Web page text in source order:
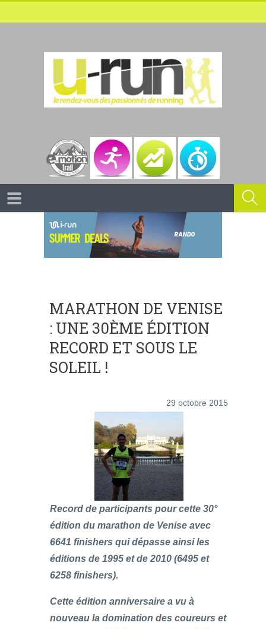
MARATHON DE VENISE
: UNE 30ÈME ÉDITION
RECORD ET SOUS LE
SOLEIL !
29 octobre 2015
Record de participants pour cette 30°
édition du marathon de Venise avec
6641 finishers qui dépasse ainsi les
éditions de 1995 et de 2010 (6495 et
6258 finishers).
Cette édition anniversaire a vu à
nouveau la domination des coureurs et